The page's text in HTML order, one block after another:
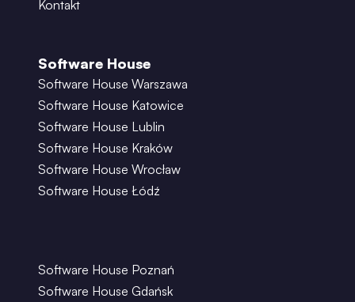
Kontakt
Software House
Software House Warszawa
Software House Katowice
Software House Lublin
Software House Kraków
Software House Wrocław
Software House Łódź
Software House Poznań
Software House Gdańsk